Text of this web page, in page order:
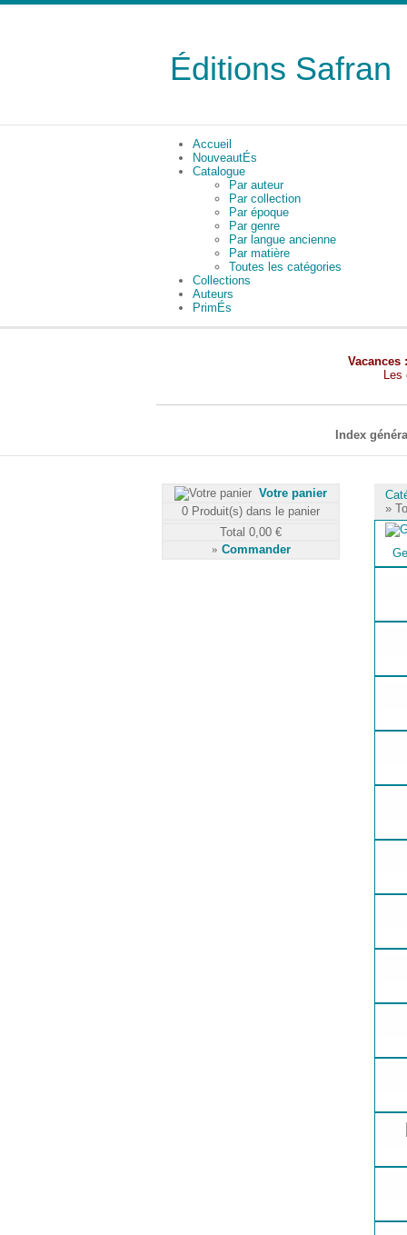
Éditions Safran
Accueil
NouveautÉs
Catalogue
Par auteur
Par collection
Par époque
Par genre
Par langue ancienne
Par matière
Toutes les catégories
Collections
Auteurs
PrimÉs
Vacances
Les
Index
»
Votre panier
0 Produit(s) dans le panier
Total 0,00 €
» Commander